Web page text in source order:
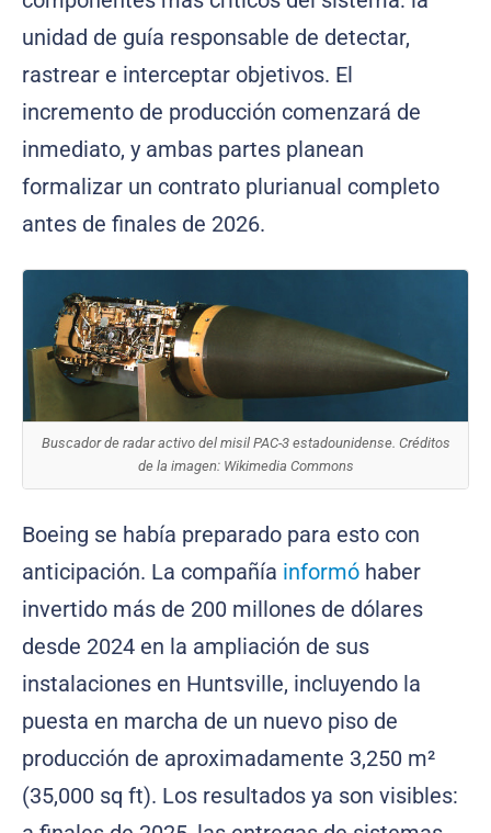
unidad de guía responsable de detectar,
rastrear e interceptar objetivos. El
incremento de producción comenzará de
inmediato, y ambas partes planean
formalizar un contrato plurianual completo
antes de finales de 2026.
Buscador de radar activo del misil PAC-3 estadounidense. Créditos
de la imagen: Wikimedia Commons
Boeing se había preparado para esto con
anticipación. La compañía informó haber
invertido más de 200 millones de dólares
desde 2024 en la ampliación de sus
instalaciones en Huntsville, incluyendo la
puesta en marcha de un nuevo piso de
producción de aproximadamente 3,250 m²
(35,000 sq ft). Los resultados ya son visibles: